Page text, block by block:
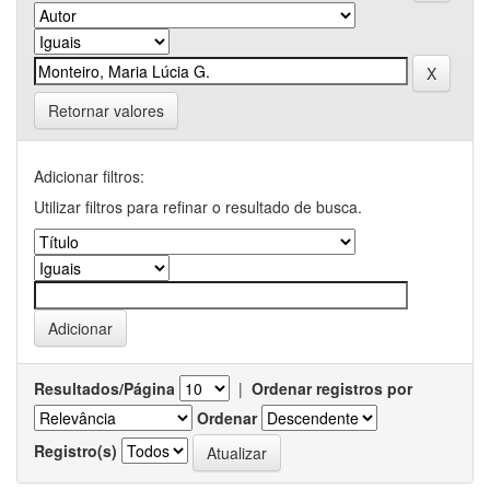
Retornar valores
Adicionar filtros:
Utilizar filtros para refinar o resultado de busca.
Resultados/Página | Ordenar registros por
Ordenar
Registro(s)